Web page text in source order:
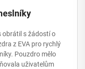
obrátil s žádostí o
z EVA pro rychlý
Pouzdro mělo
uživatelům